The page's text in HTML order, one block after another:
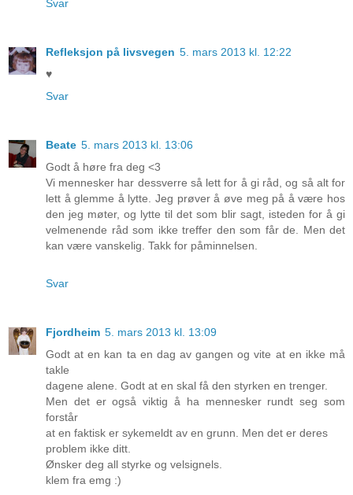
Svar
Refleksjon på livsvegen 5. mars 2013 kl. 12:22
♥
Svar
Beate 5. mars 2013 kl. 13:06
Godt å høre fra deg <3
Vi mennesker har dessverre så lett for å gi råd, og så alt for
lett å glemme å lytte. Jeg prøver å øve meg på å være hos
den jeg møter, og lytte til det som blir sagt, isteden for å gi
velmenende råd som ikke treffer den som får de. Men det
kan være vanskelig. Takk for påminnelsen.
Svar
Fjordheim 5. mars 2013 kl. 13:09
Godt at en kan ta en dag av gangen og vite at en ikke må
takle
dagene alene. Godt at en skal få den styrken en trenger.
Men det er også viktig å ha mennesker rundt seg som
forstår
at en faktisk er sykemeldt av en grunn. Men det er deres
problem ikke ditt.
Ønsker deg all styrke og velsignels.
klem fra emg :)